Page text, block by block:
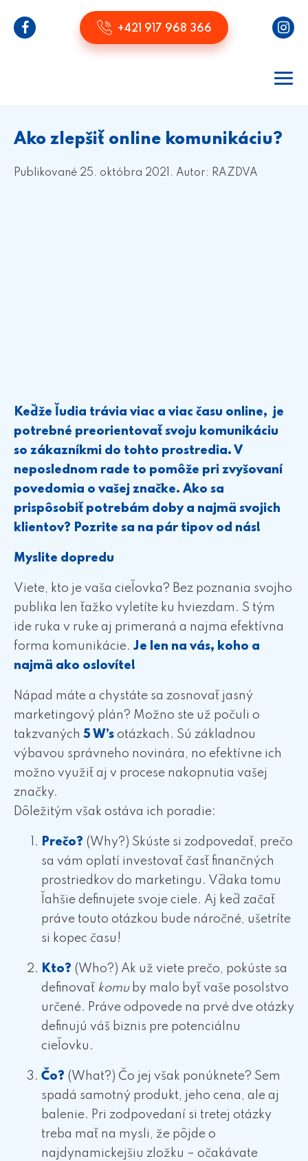
+421 917 968 366
Ako zlepšiť online komunikáciu?
Publikované 25. októbra 2021. Autor: RAZDVA
Keďže ľudia trávia viac a viac času online, je
potrebné preorientovať svoju komunikáciu
so zákazníkmi do tohto prostredia. V
neposlednom rade to pomôže pri zvyšovaní
povedomia o vašej značke. Ako sa
prispôsobiť potrebám doby a najmä svojich
klientov? Pozrite sa na pár tipov od nás!
Myslite dopredu
Viete, kto je vaša cieľovka? Bez poznania svojho
publika len ťažko vyletíte ku hviezdam. S tým
ide ruka v ruke aj primeraná a najmä efektívna
forma komunikácie. Je len na vás, koho a
najmä ako oslovíte!
Nápad máte a chystáte sa zosnovať jasný
marketingový plán? Možno ste už počuli o
takzvaných 5 W’s otázkach. Sú základnou
výbavou správneho novinára, no efektívne ich
možno využiť aj v procese nakopnutia vašej
značky.
Dôležitým však ostáva ich poradie:
Prečo? (Why?) Skúste si zodpovedať, prečo
sa vám oplatí investovať časť finančných
prostriedkov do marketingu. Vďaka tomu
ľahšie definujete svoje ciele. Aj keď začať
práve touto otázkou bude náročné, ušetríte
si kopec času!
Kto? (Who?) Ak už viete prečo, pokúste sa
definovať komuby malo byť vaše posolstvo
určené. Práve odpovede na prvé dve otázky
definujú váš biznis pre potenciálnu
cieľovku.
Čo? (What?) Čo jej však ponúknete? Sem
spadá samotný produkt, jeho cena, ale aj
balenie. Pri zodpovedaní si tretej otázky
treba mať na mysli, že pôjde o
najdynamickejšiu zložku – očakávate